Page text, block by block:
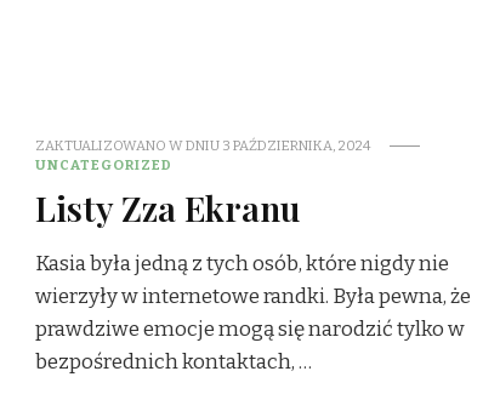
ZAKTUALIZOWANO W DNIU 3 PAŹDZIERNIKA, 2024
UNCATEGORIZED
Listy Zza Ekranu
Kasia była jedną z tych osób, które nigdy nie
wierzyły w internetowe randki. Była pewna, że
prawdziwe emocje mogą się narodzić tylko w
bezpośrednich kontaktach, …